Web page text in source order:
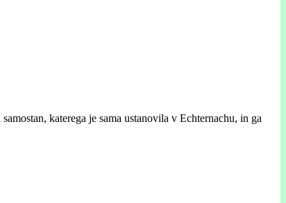
katerega je sama ustanovila v Echternachu, in ga